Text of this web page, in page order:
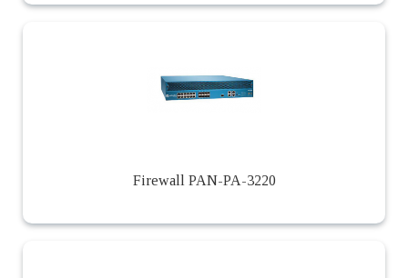
Firewall PAN-PA-3220